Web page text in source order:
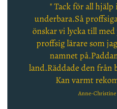
" Tack för all
underbara.Så
önskar vi lycka till
proffsig lärare som
namnet
land.Räddade den från
Kan varmt
Anne-